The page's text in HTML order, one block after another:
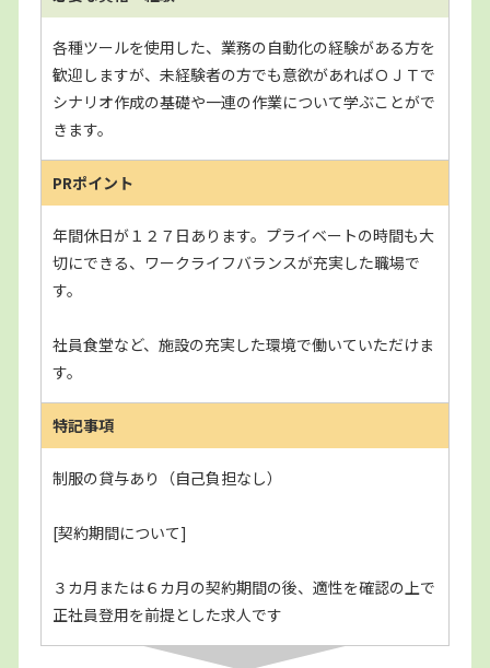
各種ツールを使用した、業務の自動化の経験がある方を
歓迎しますが、未経験者の方でも意欲があればＯＪＴで
シナリオ作成の基礎や一連の作業について学ぶことがで
きます。
PRポイント
年間休日が１２７日あります。プライベートの時間も大
切にできる、ワークライフバランスが充実した職場で
す。
社員食堂など、施設の充実した環境で働いていただけま
す。
特記事項
制服の貸与あり（自己負担なし）
[契約期間について]
３カ月または６カ月の契約期間の後、適性を確認の上で
正社員登用を前提とした求人です